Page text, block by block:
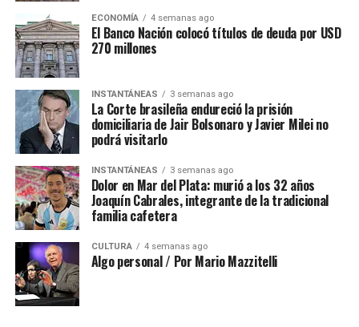
ECONOMÍA 4 semanas ago
El Banco Nación colocó títulos de deuda por USD
270 millones
INSTANTÁNEAS 3 semanas ago
La Corte brasileña endureció la prisión
domiciliaria de Jair Bolsonaro y Javier Milei no
podrá visitarlo
INSTANTÁNEAS 3 semanas ago
Dolor en Mar del Plata: murió a los 32 años
Joaquín Cabrales, integrante de la tradicional
familia cafetera
CULTURA 4 semanas ago
Algo personal / Por Mario Mazzitelli